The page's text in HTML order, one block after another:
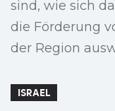
sind, wie sich
die Förderung
der Region
ISRAEL